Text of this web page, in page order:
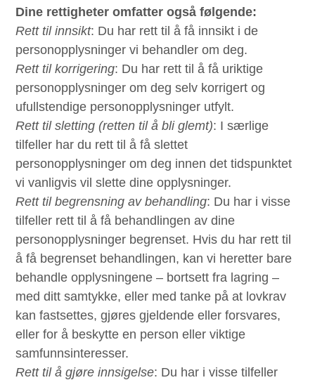
Dine rettigheter omfatter også følgende:
Rett til innsikt: Du har rett til å få innsikt i de
personopplysninger vi behandler om deg.
Rett til korrigering: Du har rett til å få uriktige
personopplysninger om deg selv korrigert og
ufullstendige personopplysninger utfylt.
Rett til sletting (retten til å bli glemt): I særlige
tilfeller har du rett til å få slettet
personopplysninger om deg innen det tidspunktet
vi vanligvis vil slette dine opplysninger.
Rett til begrensning av behandling: Du har i visse
tilfeller rett til å få behandlingen av dine
personopplysninger begrenset. Hvis du har rett til
å få begrenset behandlingen, kan vi heretter bare
behandle opplysningene – bortsett fra lagring –
med ditt samtykke, eller med tanke på at lovkrav
kan fastsettes, gjøres gjeldende eller forsvares,
eller for å beskytte en person eller viktige
samfunnsinteresser.
Rett til å gjøre innsigelse: Du har i visse tilfeller